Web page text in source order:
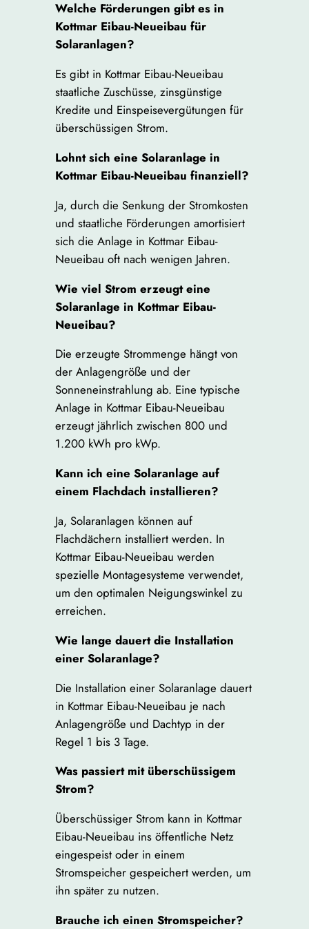
Welche Förderungen gibt es in
Kottmar Eibau-Neueibau für
Solaranlagen?
Es gibt in Kottmar Eibau-Neueibau
staatliche Zuschüsse, zinsgünstige
Kredite und Einspeisevergütungen für
überschüssigen Strom.
Lohnt sich eine Solaranlage in
Kottmar Eibau-Neueibau finanziell?
Ja, durch die Senkung der Stromkosten
und staatliche Förderungen amortisiert
sich die Anlage in Kottmar Eibau-
Neueibau oft nach wenigen Jahren.
Wie viel Strom erzeugt eine
Solaranlage in Kottmar Eibau-
Neueibau?
Die erzeugte Strommenge hängt von
der Anlagengröße und der
Sonneneinstrahlung ab. Eine typische
Anlage in Kottmar Eibau-Neueibau
erzeugt jährlich zwischen 800 und
1.200 kWh pro kWp.
Kann ich eine Solaranlage auf
einem Flachdach installieren?
Ja, Solaranlagen können auf
Flachdächern installiert werden. In
Kottmar Eibau-Neueibau werden
spezielle Montagesysteme verwendet,
um den optimalen Neigungswinkel zu
erreichen.
Wie lange dauert die Installation
einer Solaranlage?
Die Installation einer Solaranlage dauert
in Kottmar Eibau-Neueibau je nach
Anlagengröße und Dachtyp in der
Regel 1 bis 3 Tage.
Was passiert mit überschüssigem
Strom?
Überschüssiger Strom kann in Kottmar
Eibau-Neueibau ins öffentliche Netz
eingespeist oder in einem
Stromspeicher gespeichert werden, um
ihn später zu nutzen.
Brauche ich einen Stromspeicher?